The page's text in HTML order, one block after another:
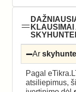
KLAUSIMAI
Ar
Pagal
atsiliepimus,